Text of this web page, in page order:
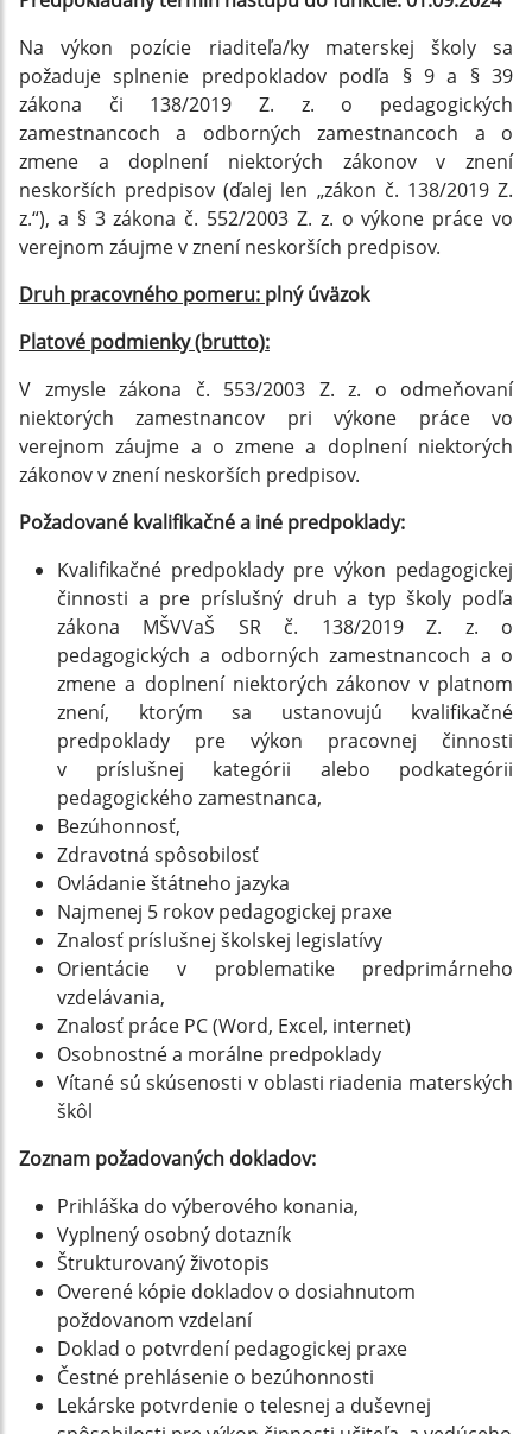
Na výkon pozície riaditeľa/ky materskej školy sa
požaduje splnenie predpokladov podľa § 9 a § 39
zákona či 138/2019 Z. z. o pedagogických
zamestnancoch a odborných zamestnancoch a o
zmene a doplnení niektorých zákonov v znení
neskorších predpisov (ďalej len „zákon č. 138/2019 Z.
z.“), a § 3 zákona č. 552/2003 Z. z. o výkone práce vo
verejnom záujme v znení neskorších predpisov.
Druh pracovného pomeru: plný úväzok
Platové podmienky (brutto):
V zmysle zákona č. 553/2003 Z. z. o odmeňovaní
niektorých zamestnancov pri výkone práce vo
verejnom záujme a o zmene a doplnení niektorých
zákonov v znení neskorších predpisov.
Požadované kvalifikačné a iné predpoklady:
Kvalifikačné predpoklady pre výkon pedagogickej
činnosti a pre príslušný druh a typ školy podľa
zákona MŠVVaŠ SR č. 138/2019 Z. z. o
pedagogických a odborných zamestnancoch a o
zmene a doplnení niektorých zákonov v platnom
znení, ktorým sa ustanovujú kvalifikačné
predpoklady pre výkon pracovnej činnosti
v príslušnej kategórii alebo podkategórii
pedagogického zamestnanca,
Bezúhonnosť,
Zdravotná spôsobilosť
Ovládanie štátneho jazyka
Najmenej 5 rokov pedagogickej praxe
Znalosť príslušnej školskej legislatívy
Orientácie v problematike predprimárneho
vzdelávania,
Znalosť práce PC (Word, Excel, internet)
Osobnostné a morálne predpoklady
Vítané sú skúsenosti v oblasti riadenia materských
škôl
Zoznam požadovaných dokladov:
Prihláška do výberového konania,
Vyplnený osobný dotazník
Štrukturovaný životopis
Overené kópie dokladov o dosiahnutom
poždovanom vzdelaní
Doklad o potvrdení pedagogickej praxe
Čestné prehlásenie o bezúhonnosti
Lekárske potvrdenie o telesnej a duševnej